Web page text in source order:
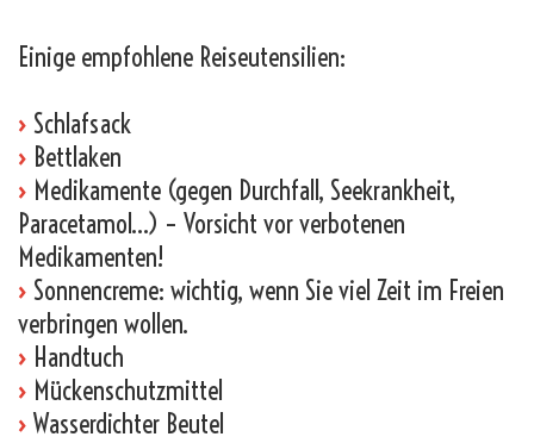
Einige empfohlene Reiseutensilien:
› Schlafsack
› Bettlaken
› Medikamente (gegen Durchfall, Seekrankheit,
Paracetamol…) – Vorsicht vor verbotenen
Medikamenten!
› Sonnencreme: wichtig, wenn Sie viel Zeit im Freien
verbringen wollen.
› Handtuch
› Mückenschutzmittel
› Wasserdichter Beutel